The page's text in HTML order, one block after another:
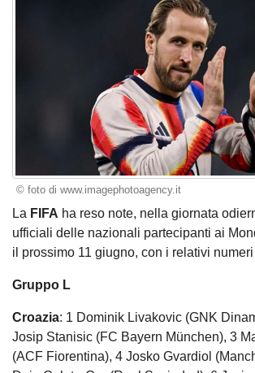
© foto di www.imagephotoagency.it
La FIFA ha reso note, nella giornata
ufficiali delle nazionali partecipanti ai
il prossimo 11 giugno, con i relativi
Gruppo L
Croazia: 1 Dominik Livakovic (GNK
Josip Stanisic (FC Bayern München), 3
(ACF Fiorentina), 4 Josko Gvardiol